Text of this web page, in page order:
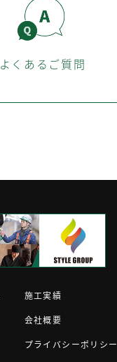
よくあるご質問
施工実績
会社概要
プライバシーポリシー